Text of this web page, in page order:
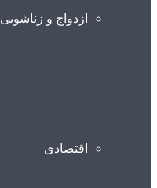
ازدواج و زناشویی
اقتصادی